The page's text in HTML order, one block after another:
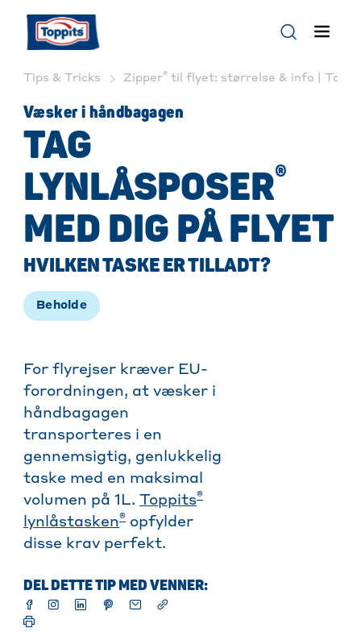
Tips & Tricks Zipper® til flyet: størrelse & info |
Væsker i håndbagagen
TAG
LYNLÅSPOSER®
MED DIG PÅ FLYET
HVILKEN TASKE ER TILLADT?
Beholde
For flyrejser kræver EU-
forordningen, at væsker i
håndbagagen
transporteres i en
gennemsigtig, genlukkelig
taske med en maksimal
volumen på 1L. Toppits®
lynlåstasken® opfylder
disse krav perfekt.
DEL DETTE TIP MED VENNER: